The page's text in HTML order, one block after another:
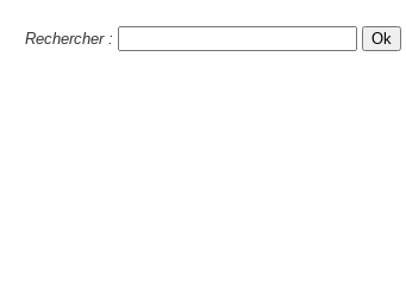
Rechercher :